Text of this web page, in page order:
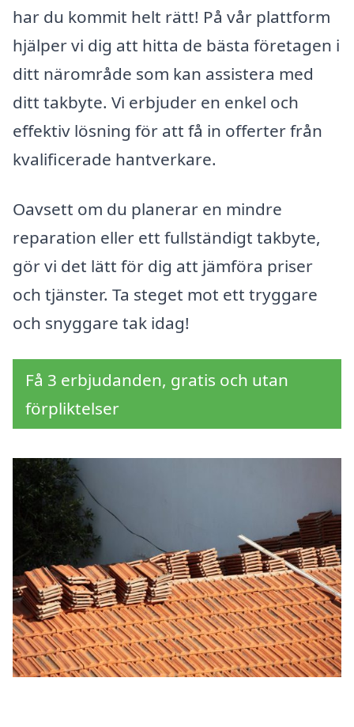
har du kommit helt rätt! På vår plattform
hjälper vi dig att hitta de bästa företagen i
ditt närområde som kan assistera med
ditt takbyte. Vi erbjuder en enkel och
effektiv lösning för att få in offerter från
kvalificerade hantverkare.
Oavsett om du planerar en mindre
reparation eller ett fullständigt takbyte,
gör vi det lätt för dig att jämföra priser
och tjänster. Ta steget mot ett tryggare
och snyggare tak idag!
Få 3 erbjudanden, gratis och utan
förpliktelser